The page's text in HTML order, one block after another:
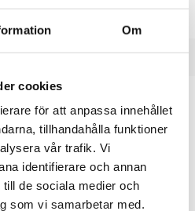
Om
cookies
för att anpassa innehållet
tillhandahålla funktioner
vår trafik. Vi
identifierare och annan
de sociala medier och
som vi samarbetar med.